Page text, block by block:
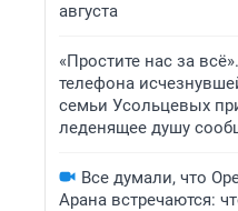
августа
«Простите нас за
телефона
семьи Усольцевых
леденящее душу
Все думали, что
Арана встречаются: